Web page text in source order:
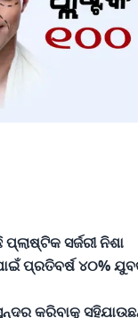
ସର୍ଜରୀ ନିଶା
ପ୍ରତିବର୍ଷ ୪୦%
କରିବାକୁ